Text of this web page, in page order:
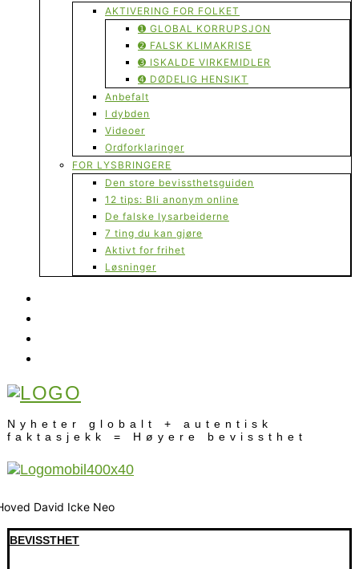
AKTIVERING FOR FOLKET
➊ GLOBAL KORRUPSJON
➋ FALSK KLIMAKRISE
➌ ISKALDE VIRKEMIDLER
➍ DØDELIG HENSIKT
Anbefalt
I dybden
Videoer
Ordforklaringer
FOR LYSBRINGERE
Den store bevissthetsguiden
12 tips: Bli anonym online
De falske lysarbeiderne
7 ting du kan gjøre
Aktivt for frihet
Løsninger
Nyheter globalt + autentisk
faktasjekk = Høyere bevissthet
BEVISSTHET